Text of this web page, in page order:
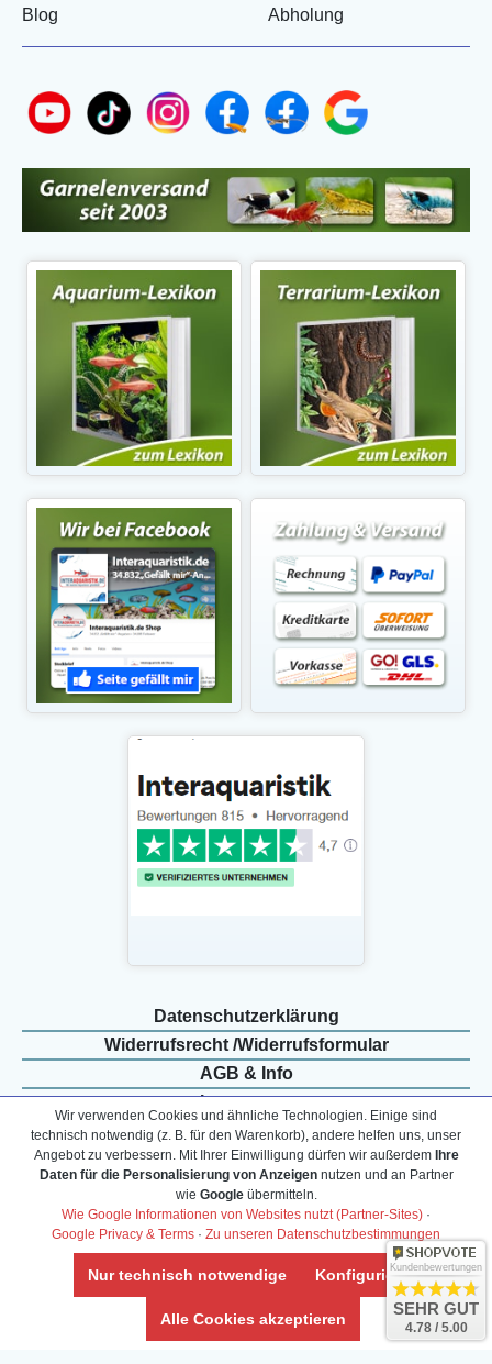
Blog
Abholung
Daten­schutz­erklärung
Widerrufs­recht /Widerrufs­formular
AGB & Info
Impressum
Umwelt und Entsorgung
Vertrag widerrufen
* Alle Preise inkl. ges. MwSt. zzgl.Versandkosten
Zierfische, Garnelen, Krebse, Wasserschnecken (Wirbellose),
Aquarienpflanzen & Aquarium-Zubehör preiswert online kaufen.
© Copyright 2024 Interaquaristik.de Shop, Aquarium und
Wir verwenden Cookies und ähnliche Technologien. Einige sind
technisch notwendig (z. B. für den Warenkorb), andere helfen uns, unser
Angebot zu verbessern. Mit Ihrer Einwilligung dürfen wir außerdem Ihre
Daten für die Personalisierung von Anzeigennutzen und an Partner
wie Googleübermitteln.
Wie Google Informationen von Websites nutzt (Partner-Sites) ·
Google Privacy & Terms · Zu unseren Datenschutzbestimmungen
Nur technisch notwendige Konfigurieren
Alle Cookies akzeptieren
Kundenbewertungen
SEHR GUT
4.78 / 5.00